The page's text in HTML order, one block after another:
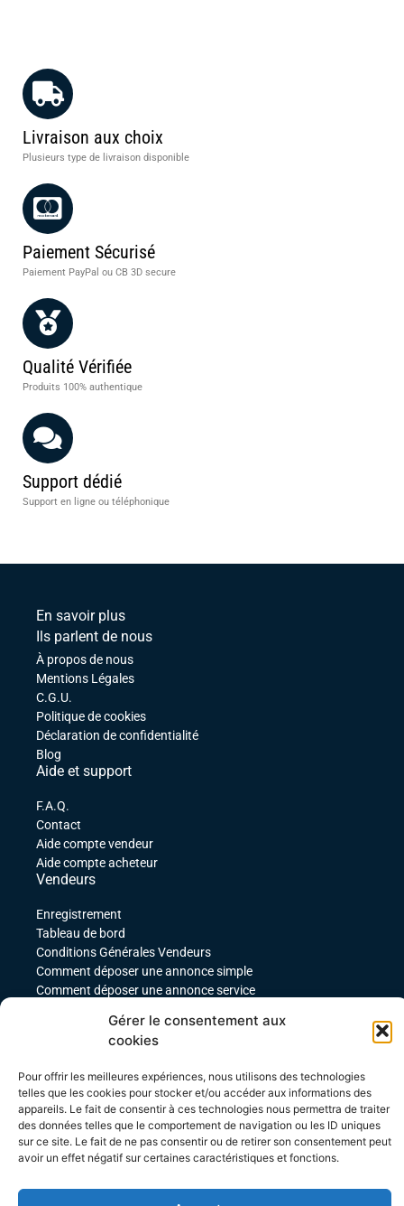
Gérer le consentement aux
cookies
Pour offrir les meilleures expériences, nous utilisons des technologies
telles que les cookies pour stocker et/ou accéder aux informations des
appareils. Le fait de consentir à ces technologies nous permettra de traiter
des données telles que le comportement de navigation ou les ID uniques
sur ce site. Le fait de ne pas consentir ou de retirer son consentement peut
avoir un effet négatif sur certaines caractéristiques et fonctions.
Livraison aux choix
Plusieurs type de livraison disponible
Paiement Sécurisé
Paiement PayPal ou CB 3D secure
Qualité Vérifiée
Produits 100% authentique
Support dédié
Support en ligne ou téléphonique
En savoir plus
Ils parlent de nous
À propos de nous
Mentions Légales
C.G.U.
Politique de cookies
Déclaration de confidentialité
Blog
Aide et support
F.A.Q.
Contact
Aide compte vendeur
Aide compte acheteur
Vendeurs
Enregistrement
Tableau de bord
Conditions Générales Vendeurs
Comment déposer une annonce simple
Comment déposer une annonce service
téléchargeable
Déposer une annonce avec des variables
Mon compte
Mes commandes
Conditions Générales Acheteurs